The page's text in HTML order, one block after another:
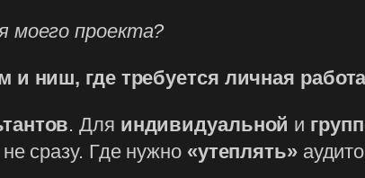
моего проекта?
ниш, где требуется личная
. Для индивидуальной и
сразу. Где нужно «утеплять»